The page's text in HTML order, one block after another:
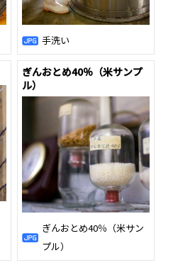
手洗い
ぎんおとめ40％（米サンプ
ル）
ぎんおとめ40％（米サン
プル）